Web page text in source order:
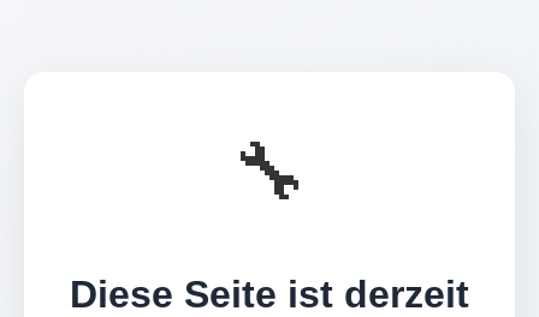
🔧
Diese Seite ist derzeit